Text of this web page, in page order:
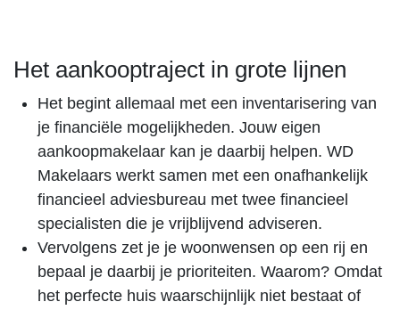
Het aankooptraject in grote lijnen
Het begint allemaal met een inventarisering van
je financiële mogelijkheden. Jouw eigen
aankoopmakelaar kan je daarbij helpen. WD
Makelaars werkt samen met een onafhankelijk
financieel adviesbureau met twee financieel
specialisten die je vrijblijvend adviseren.
Vervolgens zet je je woonwensen op een rij en
bepaal je daarbij je prioriteiten. Waarom? Omdat
het perfecte huis waarschijnlijk niet bestaat of